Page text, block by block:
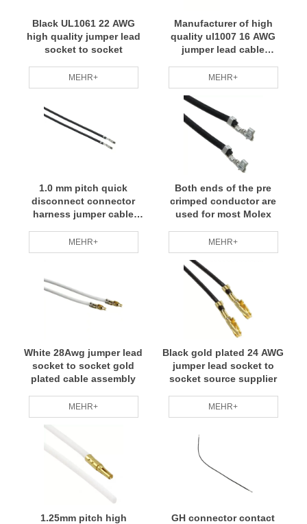
Black UL1061 22 AWG
high quality jumper lead
socket to socket
MEHR+
Manufacturer of high
quality ul1007 16 AWG
jumper lead cable
MEHR+
1.0 mm pitch quick
disconnect connector
harness jumper cable
MEHR+
Both ends of the pre
crimped conductor are
used for most Molex
MEHR+
White 28Awg jumper lead
socket to socket gold
plated cable assembly
MEHR+
Black gold plated 24 AWG
jumper lead socket to
socket source supplier
MEHR+
1.25mm pitch high
GH connector contact